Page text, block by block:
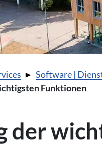
Software |
Funktionen
der